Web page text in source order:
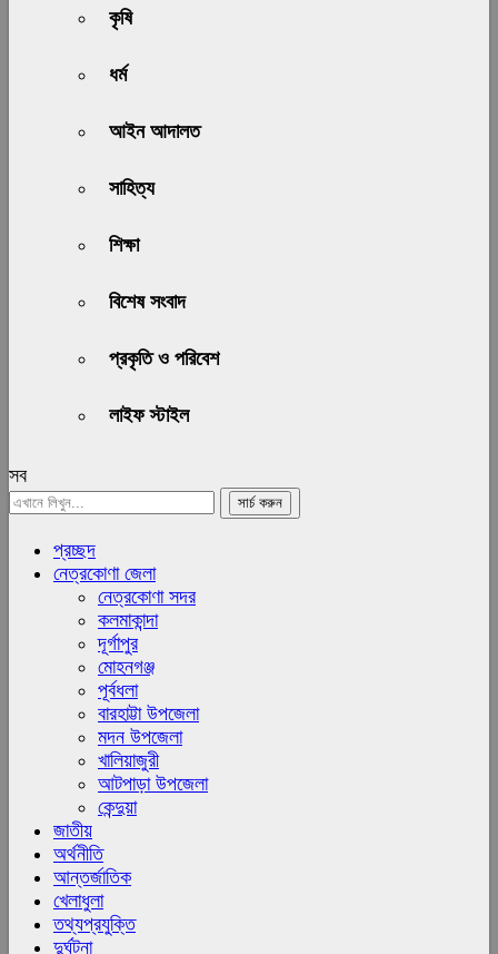
কৃষি
ধর্ম
আইন আদালত
সাহিত্য
শিক্ষা
বিশেষ সংবাদ
প্রকৃতি ও পরিবেশ
লাইফ স্টাইল
সব
প্রচ্ছদ
নেত্রকোণা জেলা
নেত্রকোণা সদর
কলমাকান্দা
দূর্গাপুর
মোহনগঞ্জ
পূর্বধলা
বারহাট্টা উপজেলা
মদন উপজেলা
খালিয়াজুরী
আটপাড়া উপজেলা
কেন্দুয়া
জাতীয়
অর্থনীতি
আন্তর্জাতিক
খেলাধুলা
তথ্যপ্রযুক্তি
দুর্ঘটনা